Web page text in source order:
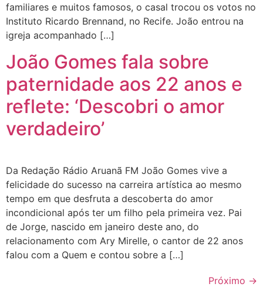
familiares e muitos famosos, o casal trocou os votos no
Instituto Ricardo Brennand, no Recife. João entrou na
igreja acompanhado […]
João Gomes fala sobre
paternidade aos 22 anos e
reflete: ‘Descobri o amor
verdadeiro’
Da Redação Rádio Aruanã FM João Gomes vive a
felicidade do sucesso na carreira artística ao mesmo
tempo em que desfruta a descoberta do amor
incondicional após ter um filho pela primeira vez. Pai
de Jorge, nascido em janeiro deste ano, do
relacionamento com Ary Mirelle, o cantor de 22 anos
falou com a Quem e contou sobre a […]
Próximo →